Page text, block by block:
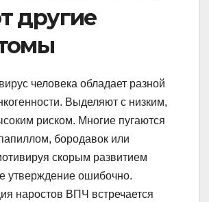
другие
человека обладает разной
Выделяют с низким,
риском. Многие пугаются
бородавок или
скорым развитием
утверждение ошибочно.
наростов ВПЧ встречается